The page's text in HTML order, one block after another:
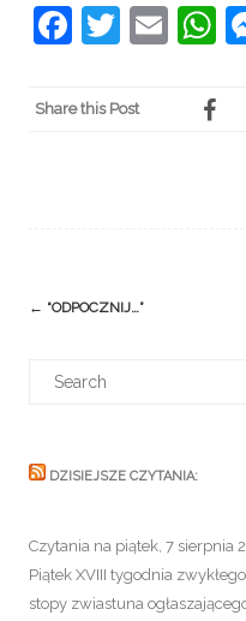
Facebook
Twitter
Share this Post
Post
← “ODPOCZNIJ…”
DZISIEJSZE CZYTANIA:
Czytania na piątek, 7 sierpnia
Piątek XVIII tygodnia
stopy zwiastuna